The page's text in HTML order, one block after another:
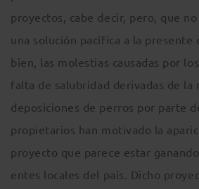
proyectos, cabe decir, pero, que
una solución pacífica a la presente
bien, las molestias causadas por
falta de salubridad derivadas de la
deposiciones de perros por parte
propietarios han motivado la
proyecto que parece estar
entes locales del país. Dicho